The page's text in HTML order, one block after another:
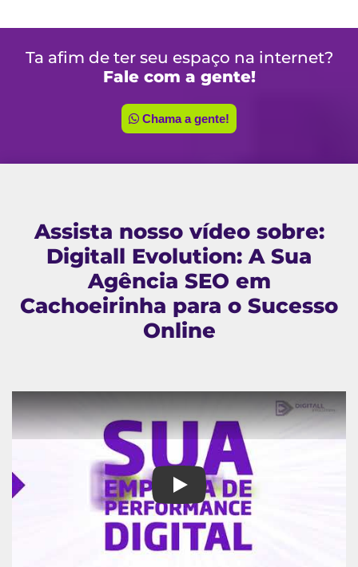
Ta afim de ter seu espaço na internet?
Fale com a gente!
Chama a gente!
Assista nosso vídeo sobre:
Digitall Evolution: A Sua
Agência SEO em
Cachoeirinha para o Sucesso
Online
Digitall Evolution: A Sua